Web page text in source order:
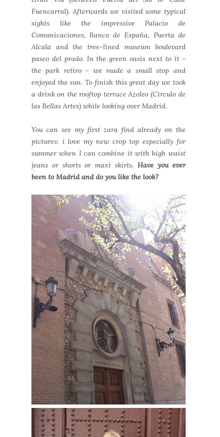
Fuencarral). Afterwards we visited some typical
sights like the impressive Palacio de
Comunicaciones, Banco de España, Puerta de
Alcala and the tree-lined museum boulevard
paseo del prado. In the green oasis next to it -
the park retiro - we made a small stop and
enjoyed the sun. To finish this great day we took
a drink on the rooftop terrace Azoleo (Circulo de
las Bellas Artes) while looking over Madrid.
You can see my first zara find already on the
pictures: i love my new crop top especially for
summer when I can combine it with high waist
jeans or shorts or maxi skirts. Have you ever
been to Madrid and do you like the look?